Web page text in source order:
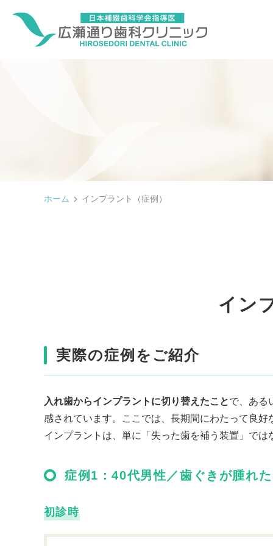
ホーム インプラント（症例）
イン
実際の症例をご紹介
入れ歯からインプラントに切り替えたことで、ある
感されています。ここでは、長期間にわたって良
インプラントは、単に「失った歯を補う装置」では
症例1：40代男性／歯ぐきが腫れた
初診時